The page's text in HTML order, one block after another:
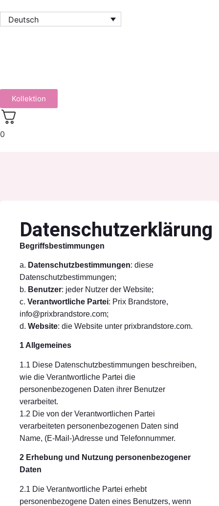
Deutsch
Kollektion
0
Datenschutzerklärung
Begriffsbestimmungen
a. Datenschutzbestimmungen: diese
Datenschutzbestimmungen;
b. Benutzer: jeder Nutzer der Website;
c. Verantwortliche Partei: Prix Brandstore,
info@prixbrandstore.com;
d. Website: die Website unter prixbrandstore.com.
1 Allgemeines
1.1 Diese Datenschutzbestimmungen beschreiben,
wie die Verantwortliche Partei die
personenbezogenen Daten ihrer Benutzer
verarbeitet.
1.2 Die von der Verantwortlichen Partei
verarbeiteten personenbezogenen Daten sind
Name, (E-Mail-)Adresse und Telefonnummer.
2 Erhebung und Nutzung personenbezogener
Daten
2.1 Die Verantwortliche Partei erhebt
personenbezogene Daten eines Benutzers, wenn